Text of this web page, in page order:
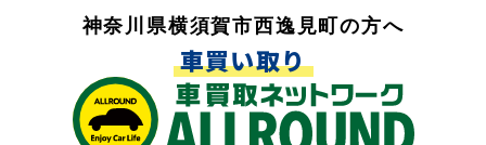
神奈川県横須賀市西逸見町の方へ
車買い取り